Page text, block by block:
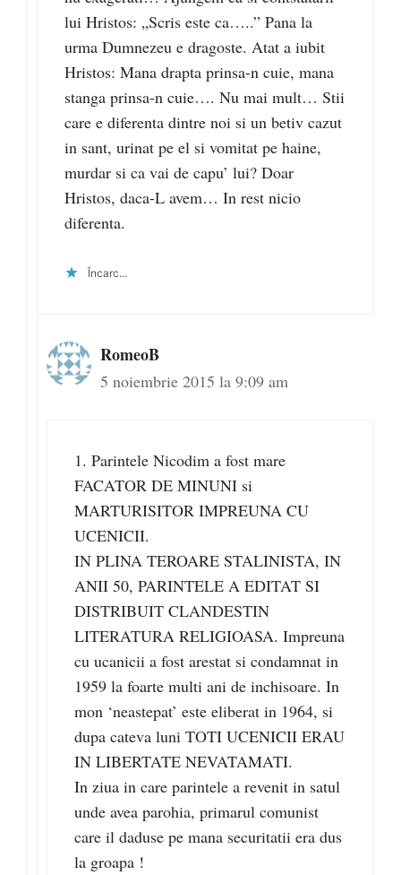
lui Hristos: „Scris este ca…..” Pana la
urma Dumnezeu e dragoste. Atat a iubit
Hristos: Mana drapta prinsa-n cuie, mana
stanga prinsa-n cuie…. Nu mai mult… Stii
care e diferenta dintre noi si un betiv cazut
in sant, urinat pe el si vomitat pe haine,
murdar si ca vai de capu’ lui? Doar
Hristos, daca-L avem… In rest nicio
diferenta.
Încarc...
RomeoB
5 noiembrie 2015 la 9:09 am
1. Parintele Nicodim a fost mare
FACATOR DE MINUNI si
MARTURISITOR IMPREUNA CU
UCENICII.
IN PLINA TEROARE STALINISTA, IN
ANII 50, PARINTELE A EDITAT SI
DISTRIBUIT CLANDESTIN
LITERATURA RELIGIOASA. Impreuna
cu ucanicii a fost arestat si condamnat in
1959 la foarte multi ani de inchisoare. In
mon ‘neastepat’ este eliberat in 1964, si
dupa cateva luni TOTI UCENICII ERAU
IN LIBERTATE NEVATAMATI.
In ziua in care parintele a revenit in satul
unde avea parohia, primarul comunist
care il daduse pe mana securitatii era dus
la groapa !